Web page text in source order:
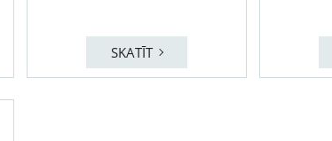
SKATĪT